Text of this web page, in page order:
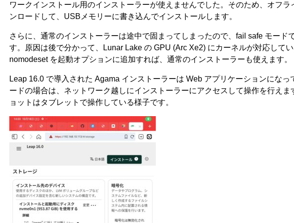
ワークインストール用のインストーラーが使えませんでした。そのため、オフラ
ンロードして、USBメモリーに書き込んでインストールします。
さらに、通常のインストーラーは途中で固まってしまったので、fail safe モード
す。原因は後で分かって、Lunar Lake の GPU (Arc Xe2) にカーネルが対応してい
nomodeset を起動オプションに追加すれば、通常のインストーラーも使えます。
Leap 16.0 で導入された Agama インストーラーは Web アプリケーションになっ
ードの場合は、ネットワーク越しにインストーラーにアクセスして操作を行えま
ョットはタブレットで操作している様子です。